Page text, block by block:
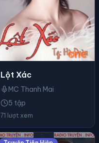
Lột Xác
MC Thanh Mai
5 tập
71 lượt xem